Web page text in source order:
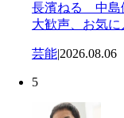
長濱ねる 中島
大歓声、お気
芸能|2026.08.06
5